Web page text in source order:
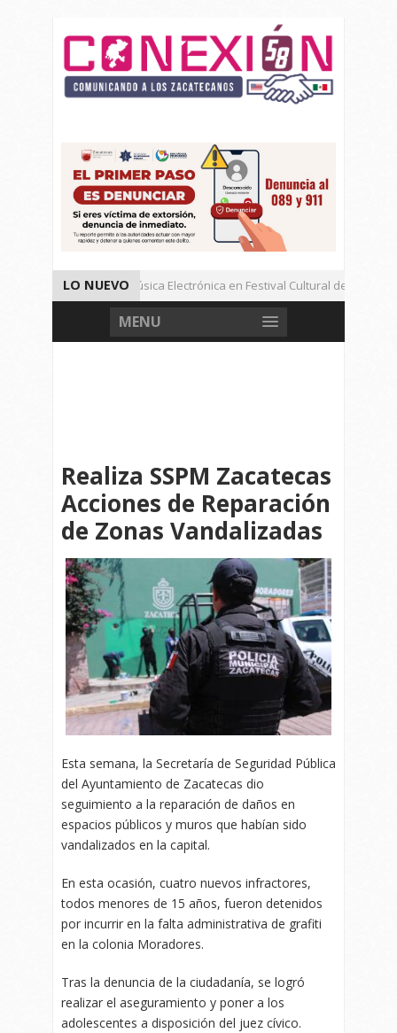
LO NUEVO
Gran Festival de Música Electrónica en Festival Cultural de
Docente de la UAZ Participa en Taller de Ciber seguridad en España
MENU
Realiza SSPM Zacatecas
Acciones de Reparación
de Zonas Vandalizadas
Esta semana, la Secretaría de Seguridad Pública
del Ayuntamiento de Zacatecas dio
seguimiento a la reparación de daños en
espacios públicos y muros que habían sido
vandalizados en la capital.
En esta ocasión, cuatro nuevos infractores,
todos menores de 15 años, fueron detenidos
por incurrir en la falta administrativa de grafiti
en la colonia Moradores.
Tras la denuncia de la ciudadanía, se logró
realizar el aseguramiento y poner a los
adolescentes a disposición del juez cívico.